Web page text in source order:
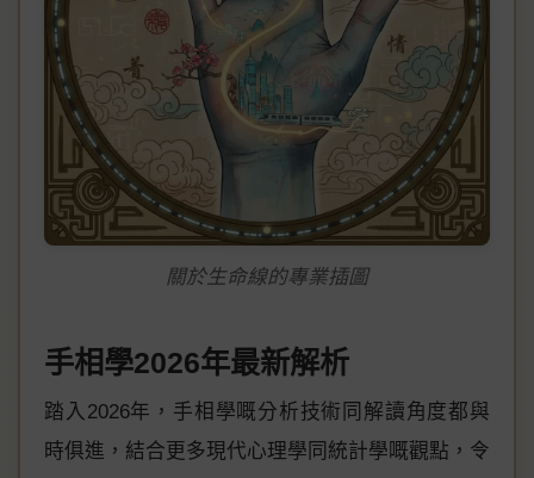
關於生命線的專業插圖
手相學2026年最新解析
踏入2026年，手相學嘅分析技術同解讀角度都與
時俱進，結合更多現代心理學同統計學嘅觀點，令